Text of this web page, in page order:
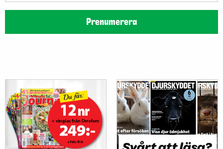
Prenumerera